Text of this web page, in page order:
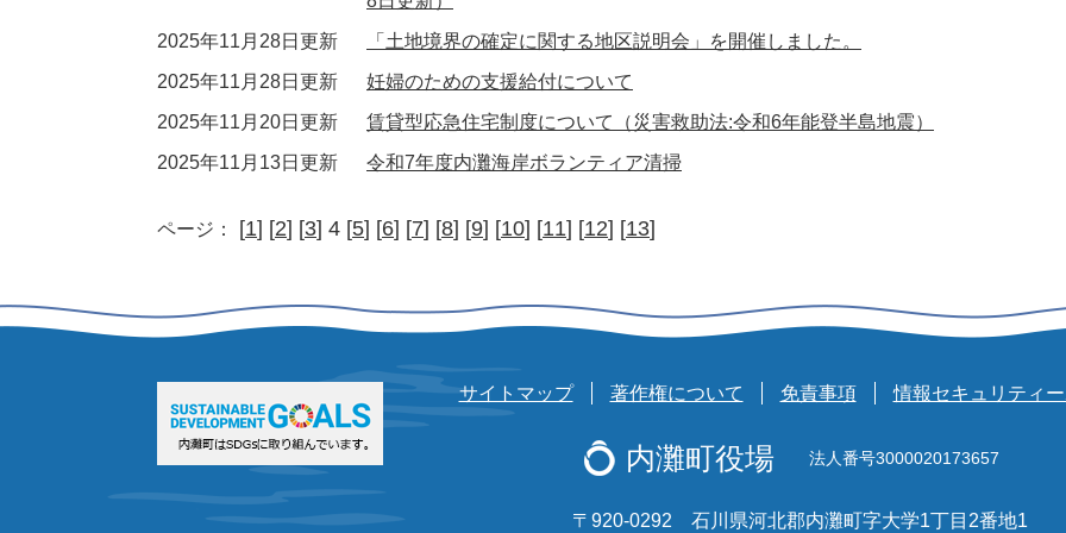
2025年11月28日更新
「土地境界の確定に関する地区説明会」を開催しました。
2025年11月28日更新
妊婦のための支援給付について
2025年11月20日更新
賃貸型応急住宅制度について（災害救助法:令和6年能登半島地震）
2025年11月13日更新
令和7年度内灘海岸ボランティア清掃
ページ： [1] [2] [3] 4 [5] [6] [7] [8] [9] [10] [11] [12] [13]
サイトマップ 著作権について 免責事項 情報セキュリティ
内灘町役場 法人番号3000020173657
〒920-0292 石川県河北郡内灘町字大学1丁目2番地1